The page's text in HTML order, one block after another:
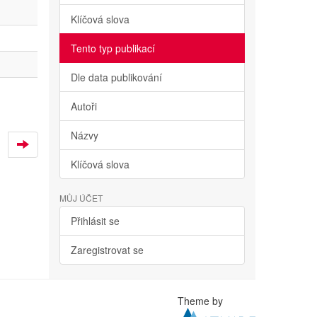
Klíčová slova
Tento typ publikací
Dle data publikování
Autoři
Názvy
Klíčová slova
MŮJ ÚČET
Přihlásit se
Zaregistrovat se
Theme by